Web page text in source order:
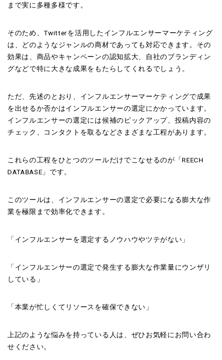
まで実に多種多様です。
そのため、Twitterを活用したインフルエンサーマーケティング
は、どのようなジャンルの商材であっても対応できます。その
効果は、商品やキャンペーンの認知拡大、自社のブランディン
グなどで特に大きな成果をもたらしてくれるでしょう。
ただ、先述のとおり、インフルエンサーマーケティングで成果
を出せるか否かはインフルエンサーの選定にかかっています。
インフルエンサーの選定には候補のピックアップ、投稿内容の
チェック、コンタクトを取るなどさまざまな工程があります。
これらの工程をひとつのツールだけでこなせるのが「REECH
DATABASE」です。
このツールは、インフルエンサーの選定で必要になる膨大な作
業を極限まで効率化できます。
「インフルエンサーを選定するノウハウやツテがない」
「インフルエンサーの選定で発生する膨大な作業量にウンザリ
している」
「本業が忙しくてリソースを確保できない」
上記のような悩みを持っている人は、ぜひお気軽にお問い合わ
せください。